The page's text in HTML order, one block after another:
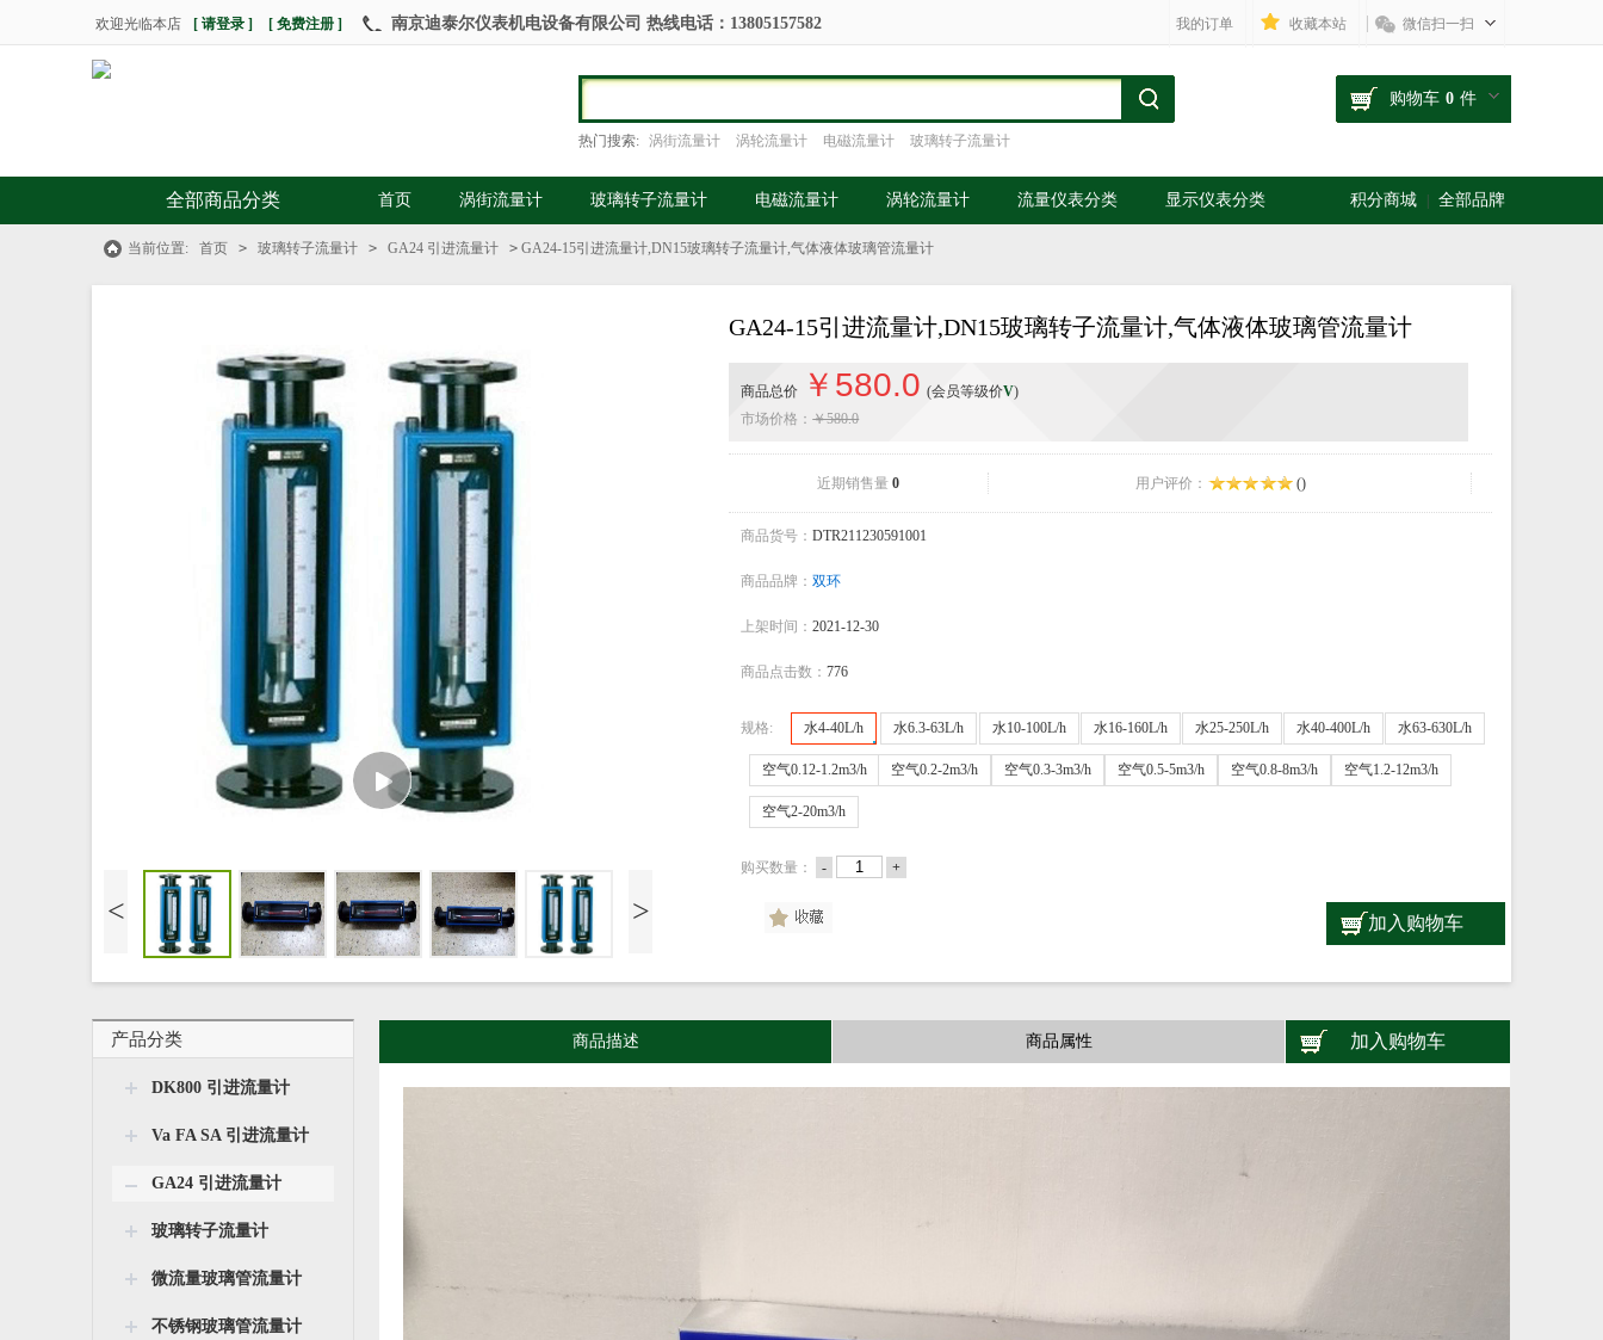
欢迎光临本店 [ 请登录 ] [ 免费注册 ] 南京迪泰尔仪表机电设备有限公司 热线电话：13805157582 我的订单 收藏本站 微信扫一扫
热门搜索: 涡街流量计 涡轮流量计 电磁流量计 玻璃转子流量计
购物车 0 件
全部商品分类 首页 涡街流量计 玻璃转子流量计 电磁流量计 涡轮流量计 流量仪表分类 显示仪表分类 积分商城 全部品牌
当前位置: 首页 > 玻璃转子流量计 > GA24 引进流量计 > GA24-15引进流量计,DN15玻璃转子流量计,气体液体玻璃管流量计
< >
GA24-15引进流量计,DN15玻璃转子流量计,气体液体玻璃管流量计
商品总价 ￥580.0 (会员等级价V)
市场价格：￥580.0
近期销售量 0 用户评价： ()
商品货号：DTR211230591001
商品品牌：双环
上架时间：2021-12-30
商品点击数：776
规格: 水4-40L/h
水4-40L/h 水6.3-63L/h
水6.3-63L/h 水10-100L/h
水10-100L/h 水16-160L/h
水16-160L/h 水25-250L/h
水25-250L/h 水40-400L/h
水40-400L/h 水63-630L/h
水63-630L/h
空气0.12-1.2m3/h
空气0.12-1.2m3/h 空气0.2-2m3/h
空气0.2-2m3/h 空气0.3-3m3/h
空气0.3-3m3/h 空气0.5-5m3/h
空气0.5-5m3/h 空气0.8-8m3/h
空气0.8-8m3/h 空气1.2-12m3/h
空气1.2-12m3/h
空气2-20m3/h
空气2-20m3/h
购买数量： - +
加入购物车
产品分类
DK800 引进流量计
Va FA SA 引进流量计
GA24 引进流量计
玻璃转子流量计
微流量玻璃管流量计
不锈钢玻璃管流量计
商品描述 商品属性 加入购物车